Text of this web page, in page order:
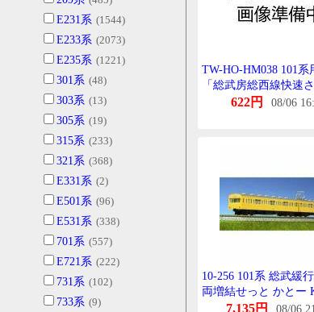
E231系 (1544)
E233系 (2073)
E235系 (1221)
301系 (48)
303系 (13)
305系 (19)
315系 (233)
321系 (368)
E331系 (2)
E501系 (96)
E531系 (338)
701系 (557)
E721系 (222)
731系 (102)
733系 (9)
TW-HO-HM038 101系
「総武房総西線快速
み」 2個入
622円 08/06
10-256 101系 総武緩
両増結せっと かとー
道模型 Nげーじ
7,135円 08/06